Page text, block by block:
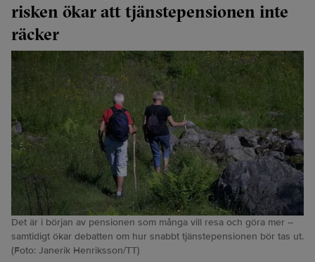
risken ökar att tjänstepensionen inte
räcker
Det är i början av pensionen som många vill resa och göra mer –
samtidigt ökar debatten om hur snabbt tjänstepensionen bör tas ut.
(Foto: Janerik Henriksson/TT)